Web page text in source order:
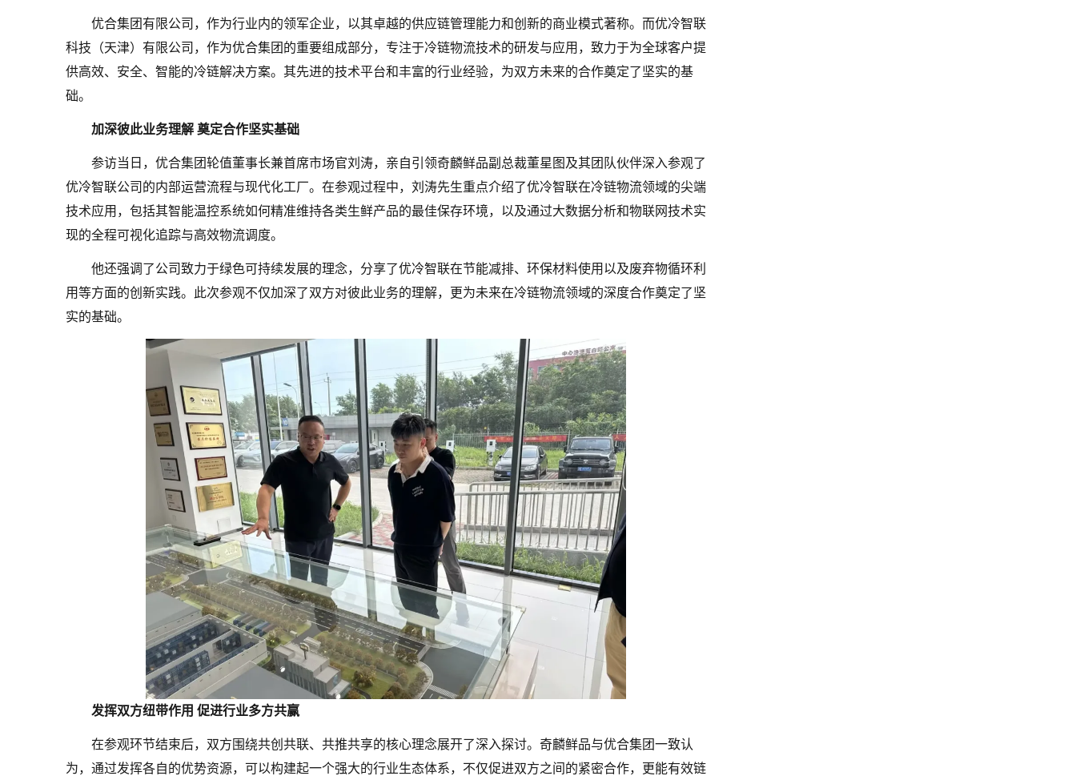
优合集团有限公司，作为行业内的领军企业，以其卓越的供应链管理能力和创新的商业模式著称。而优冷智联
科技（天津）有限公司，作为优合集团的重要组成部分，专注于冷链物流技术的研发与应用，致力于为全球客户提
供高效、安全、智能的冷链解决方案。其先进的技术平台和丰富的行业经验，为双方未来的合作奠定了坚实的基
础。
加深彼此业务理解 奠定合作坚实基础
参访当日，优合集团轮值董事长兼首席市场官刘涛，亲自引领奇麟鲜品副总裁董星图及其团队伙伴深入参观了
优冷智联公司的内部运营流程与现代化工厂。在参观过程中，刘涛先生重点介绍了优冷智联在冷链物流领域的尖端
技术应用，包括其智能温控系统如何精准维持各类生鲜产品的最佳保存环境，以及通过大数据分析和物联网技术实
现的全程可视化追踪与高效物流调度。
他还强调了公司致力于绿色可持续发展的理念，分享了优冷智联在节能减排、环保材料使用以及废弃物循环利
用等方面的创新实践。此次参观不仅加深了双方对彼此业务的理解，更为未来在冷链物流领域的深度合作奠定了坚
实的基础。
发挥双方纽带作用 促进行业多方共赢
在参观环节结束后，双方围绕共创共联、共推共享的核心理念展开了深入探讨。奇麟鲜品与优合集团一致认
为，通过发挥各自的优势资源，可以构建起一个强大的行业生态体系，不仅促进双方之间的紧密合作，更能有效链